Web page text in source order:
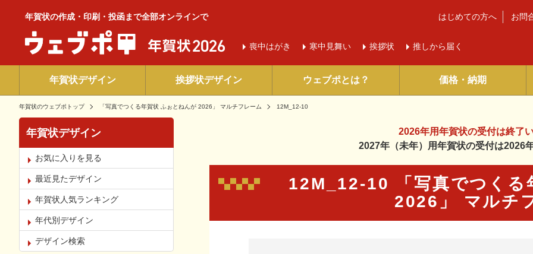
年賀状の作成・印刷・投函まで全部オンラインで
喪中はがき 寒中 見舞い 挨拶状 推しから届く
はじめての方へ お問
年賀状デザイン 挨拶状デザイン ウェブポとは？ 価格・納期
年賀状のウェブポトップ 「写真でつくる年賀状 ふぉとねんが 2026」 マルチフレーム 12M_12-10
2026年用年賀状の受付は終了
2027年（未年）用年賀状の受付は2026
12M_12-10 「写真でつくる
2026」 マルチ
年賀状デザイン
お気に入りを見る
最近見たデザイン
年賀状人気ランキング
年代別デザイン
デザイン検索